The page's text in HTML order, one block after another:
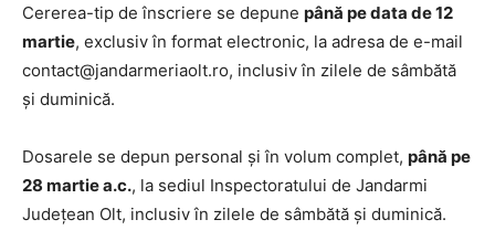
Cererea-tip de înscriere se depune până pe data de 12
martie, exclusiv în format electronic, la adresa de e-mail
contact@jandarmeriaolt.ro, inclusiv în zilele de sâmbătă
și duminică.
Dosarele se depun personal și în volum complet, până pe
28 martie a.c., la sediul Inspectoratului de Jandarmi
Județean Olt, inclusiv în zilele de sâmbătă și duminică.